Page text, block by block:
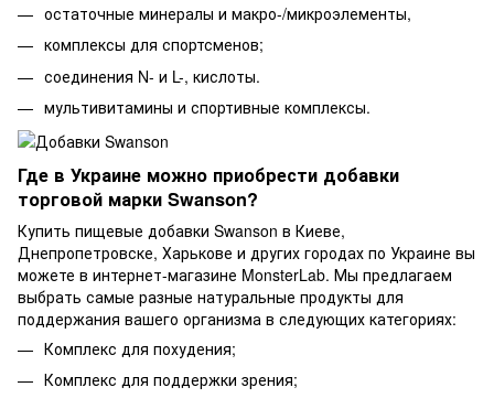
остаточные минералы и макро-/микроэлементы,
комплексы для спортсменов;
соединения N- и L-, кислоты.
мультивитамины и спортивные комплексы.
Где в Украине можно приобрести добавки
торговой марки Swanson?
Купить пищевые добавки Swanson в Киеве,
Днепропетровске, Харькове и других городах по Украине вы
можете в интернет-магазине MonsterLab. Мы предлагаем
выбрать самые разные натуральные продукты для
поддержания вашего организма в следующих категориях:
Комплекс для похудения;
Комплекс для поддержки зрения;